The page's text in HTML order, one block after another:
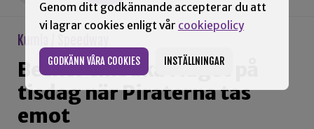
Genom ditt godkännande accepterar du att
vi lagrar cookies enligt vår cookiepolicy
GODKÄNN VÅRA COOKIES INSTÄLLNINGAR
Kumla / Speedway
Becker tillbaka i laget på
tisdag när Piraterna tas
emot